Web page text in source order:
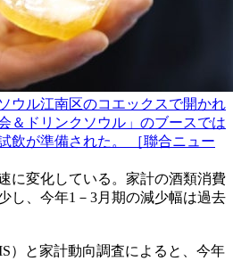
ウル江南区のコエックスで開かれ
＆ドリンクソウル」のブースでは
飲が準備された。 ［聯合ニュー
に変化している。家計の酒類消費
し、今年1－3月期の減少幅は過去
）と家計動向調査によると、今年